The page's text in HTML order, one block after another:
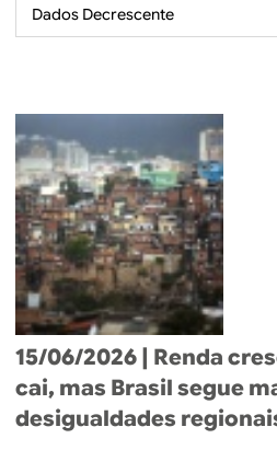
E
e
u
s
c
a
15/06/2026 | Renda
cai, mas Brasil segue
desigualdades